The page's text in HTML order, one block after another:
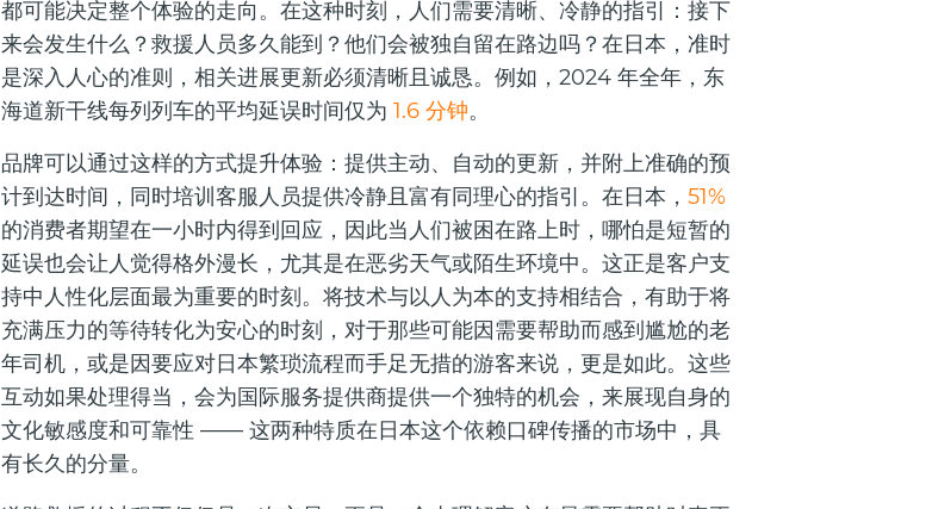
都可能决定整个体验的走向。在这种时刻，人们需要清晰、冷静的指引：接下
来会发生什么？救援人员多久能到？他们会被独自留在路边吗？在日本，准时
是深入人心的准则，相关进展更新必须清晰且诚恳。例如，2024 年全年，东
海道新干线每列列车的平均延误时间仅为1.6 分钟。
品牌可以通过这样的方式提升体验：提供主动、自动的更新，并附上准确的预
计到达时间，同时培训客服人员提供冷静且富有同理心的指引。在日本，51%
的消费者期望在一小时内得到回应，因此当人们被困在路上时，哪怕是短暂的
延误也会让人觉得格外漫长，尤其是在恶劣天气或陌生环境中。这正是客户支
持中人性化层面最为重要的时刻。将技术与以人为本的支持相结合，有助于将
充满压力的等待转化为安心的时刻，对于那些可能因需要帮助而感到尴尬的老
年司机，或是因要应对日本繁琐流程而手足无措的游客来说，更是如此。这些
互动如果处理得当，会为国际服务提供商提供一个独特的机会，来展现自身的
文化敏感度和可靠性 —— 这两种特质在日本这个依赖口碑传播的市场中，具
有长久的分量。